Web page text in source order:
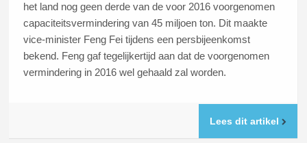
het land nog geen derde van de voor 2016 voorgenomen
capaciteitsvermindering van 45 miljoen ton. Dit maakte
vice-minister Feng Fei tijdens een persbijeenkomst
bekend. Feng gaf tegelijkertijd aan dat de voorgenomen
vermindering in 2016 wel gehaald zal worden.
Lees dit artikel